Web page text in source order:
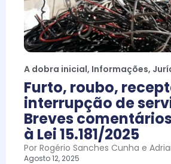
A dobra inicial, Informações,
Furto, roubo,
interrupção de
Breves comentários
à Lei 15.181/2025
Por Rogério Sanches Cunha e
Agosto 12, 2025